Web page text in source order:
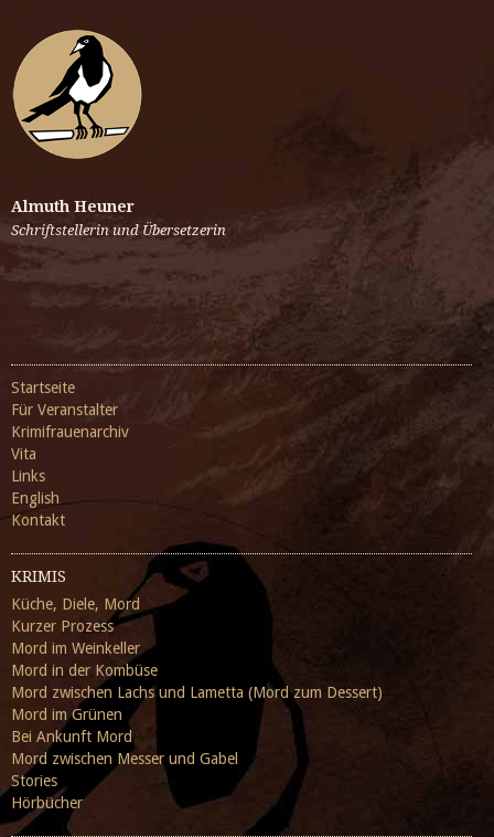
Almuth Heuner
Schriftstellerin und Übersetzerin
Startseite
Für Veranstalter
Krimifrauenarchiv
Vita
Links
English
Kontakt
KRIMIS
Küche, Diele, Mord
Kurzer Prozess
Mord im Weinkeller
Mord in der Kombüse
Mord zwischen Lachs und Lametta (Mord zum Dessert)
Mord im Grünen
Bei Ankunft Mord
Mord zwischen Messer und Gabel
Stories
Hörbücher